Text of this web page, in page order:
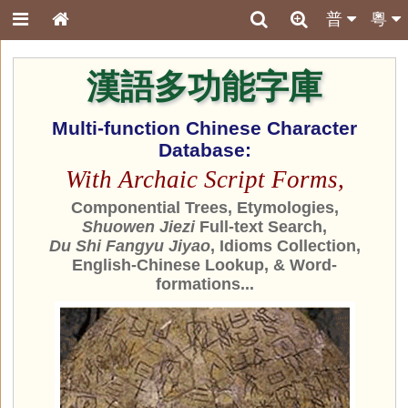
粵
普
漢語多功能字庫
Multi-function Chinese Character
Database:
With Archaic Script Forms,
Componential Trees, Etymologies,
Shuowen JieziFull-text Search,
Du Shi Fangyu Jiyao, Idioms Collection,
English-Chinese Lookup, & Word-
formations...